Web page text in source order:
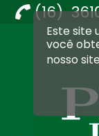
Este site
você
nosso
(16)